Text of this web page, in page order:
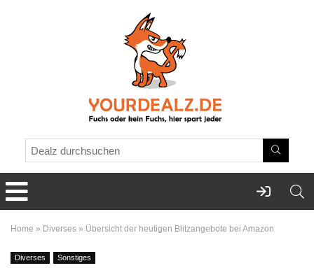
Home » Diverses » Übersicht der heutigen Blitzangebote bei Amazon
Diverses Sonstiges